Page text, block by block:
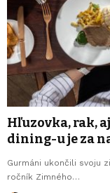
Hľuzovka, rak,
dining-u je za
Gurmáni ukončili svoju
ročník Zimného…